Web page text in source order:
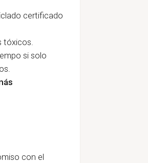
certificado
tóxicos.
si solo
con el